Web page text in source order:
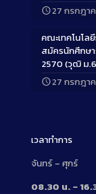
27 กรกฎา
คณะเทคโนโล
สมัครนักศึกษา
2570 (วุฒิ ม
27 กรกฎา
เวลาทำการ
จันทร์ – ศุกร์
08.30 น. –